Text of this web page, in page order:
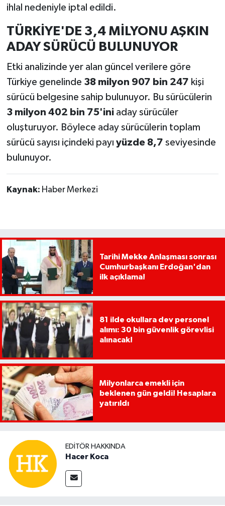
ihlal nedeniyle iptal edildi.
TÜRKİYE'DE 3,4 MİLYONU AŞKIN
ADAY SÜRÜCÜ BULUNUYOR
Etki analizinde yer alan güncel verilere göre
Türkiye genelinde 38 milyon 907 bin 247 kişi
sürücü belgesine sahip bulunuyor. Bu sürücülerin
3 milyon 402 bin 75'iniaday sürücüler
oluşturuyor. Böylece aday sürücülerin toplam
sürücü sayısı içindeki payı yüzde 8,7 seviyesinde
bulunuyor.
Kaynak: Haber Merkezi
Tarihi Mekke Anlaşması sonrası
Cumhurbaşkanı Erdoğan'dan
ilk açıklama!
81 ilde okullara dev personel
alımı: 30 bin güvenlik görevlisi
alınacak!
Milyonlarca emekli için
beklenen gün geldi! Hesaplara
yatırıldı
EDITÖR HAKKINDA
Hacer Koca